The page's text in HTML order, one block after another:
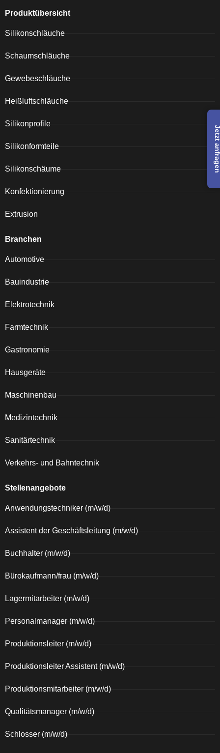
Jetzt
Produktübersicht
Silikonschläuche
Schaumschläuche
Gewebeschläuche
Heißluftschläuche
Silikonprofile
Silikonformteile
Silikonschäume
Konfektionierung
Extrusion
Branchen
Automotive
Bauindustrie
Elektrotechnik
Farmtechnik
Gastronomie
Hausgeräte
Maschinenbau
Medizintechnik
Sanitärtechnik
Verkehrs- und Bahntechnik
Stellenangebote
Anwendungstechniker (m/w/d)
Assistent der Geschäftsleitung (m/w/d)
Buchhalter (m/w/d)
Bürokaufmann/frau (m/w/d)
Lagermitarbeiter (m/w/d)
Personalmanager (m/w/d)
Produktionsleiter (m/w/d)
Produktionsleiter Assistent (m/w/d)
Produktionsmitarbeiter (m/w/d)
Qualitätsmanager (m/w/d)
Schlosser (m/w/d)